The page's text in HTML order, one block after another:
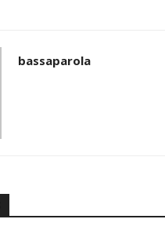
bassaparola